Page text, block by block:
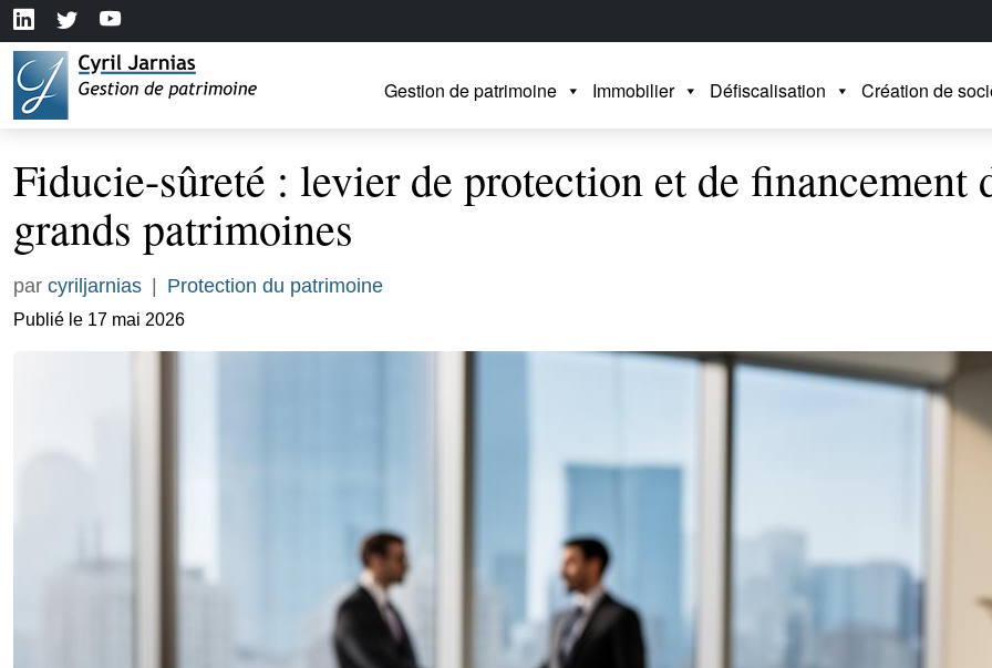
Gestion de patrimoine Immobilier Défiscalisation Création de
Fiducie-sûreté : levier de protection et de financement
grands patrimoines
par cyriljarnias Protection du patrimoine
Publié le 17 mai 2026